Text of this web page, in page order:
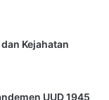
Kejahatan
UUD 1945